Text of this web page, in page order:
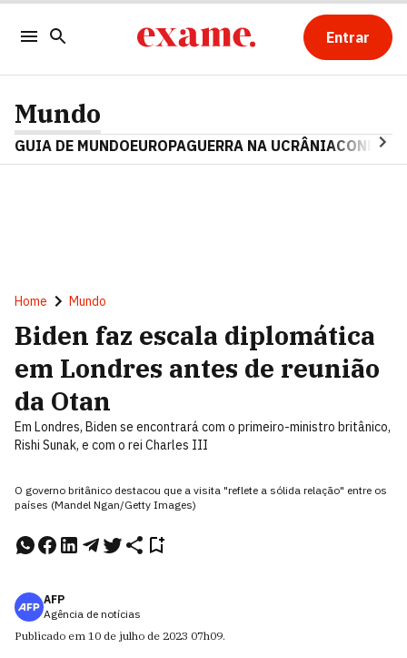
Entrar
Mundo
GUIA DE MUNDOEUROPAGUERRA NA UCRÂNIA
Home Mundo
Biden faz escala diplomática
em Londres antes de reunião
da Otan
Em Londres, Biden se encontrará com o primeiro-ministro britânico,
Rishi Sunak, e com o rei Charles III
O governo britânico destacou que a visita "reflete a sólida relação" entre os
países (Mandel Ngan/Getty Images)
AFP
Agência de notícias
Publicado em 10 de julho de 2023 07h09.